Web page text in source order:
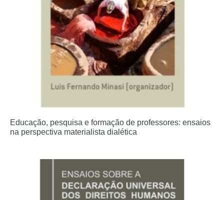
Educação, pesquisa e formação de professores: ensaios
na perspectiva materialista dialética